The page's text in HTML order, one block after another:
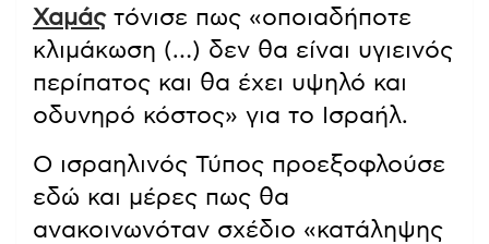
Χαμάςτόνισε πως «οποιαδήποτε
κλιμάκωση (…) δεν θα είναι υγιεινός
περίπατος και θα έχει υψηλό και
οδυνηρό κόστος» για το Ισραήλ.
Ο ισραηλινός Τύπος προεξοφλούσε
εδώ και μέρες πως θα
ανακοινωνόταν σχέδιο «κατάληψης